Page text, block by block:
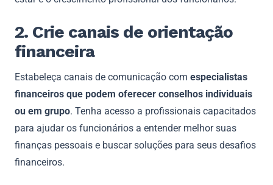
2. Crie canais de orientação
financeira
Estabeleça canais de comunicação com especialistas
financeiros que podem oferecer conselhos individuais
ou em grupo. Tenha acesso a profissionais capacitados
para ajudar os funcionários a entender melhor suas
finanças pessoais e buscar soluções para seus desafios
financeiros.